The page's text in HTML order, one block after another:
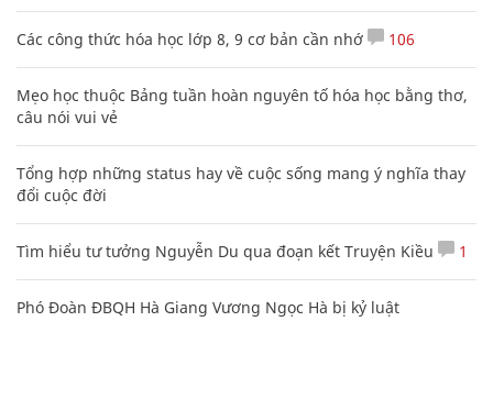
Các công thức hóa học lớp 8, 9 cơ bản cần nhớ 106
Mẹo học thuộc Bảng tuần hoàn nguyên tố hóa học bằng thơ,
câu nói vui vẻ
Tổng hợp những status hay về cuộc sống mang ý nghĩa thay
đổi cuộc đời
Tìm hiểu tư tưởng Nguyễn Du qua đoạn kết Truyện Kiều 1
Phó Đoàn ĐBQH Hà Giang Vương Ngọc Hà bị kỷ luật